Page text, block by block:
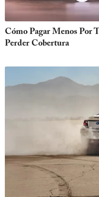
Cómo Pagar Menos Por
Perder Cobertura